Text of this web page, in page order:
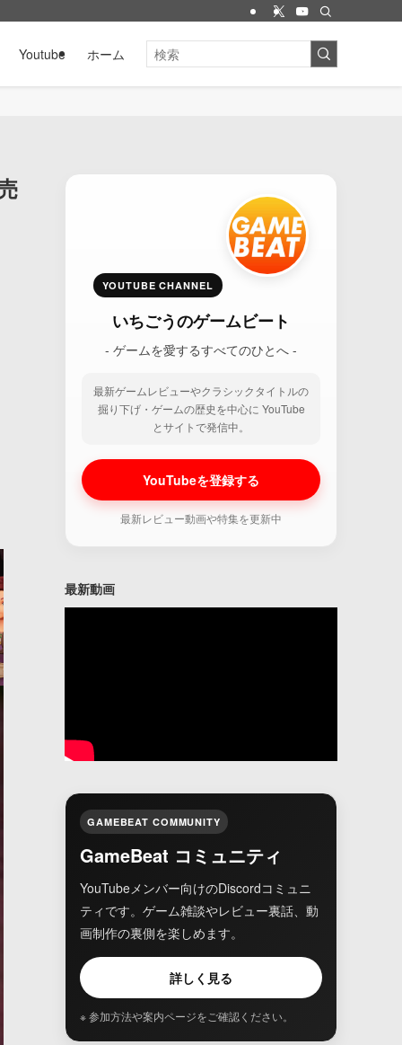
Youtube ホーム
YOUTUBE CHANNEL
いちごうのゲームビート
- ゲームを愛するすべてのひとへ -
最新ゲームレビューやクラシックタイトルの
掘り下げ・ゲームの歴史を中心に YouTube
とサイトで発信中。
YouTubeを登録する
最新レビュー動画や特集を更新中
最新動画
GAMEBEAT COMMUNITY
GameBeat コミュニティ
YouTubeメンバー向けのDiscordコミュニ
ティです。ゲーム雑談やレビュー裏話、動
画制作の裏側を楽しめます。
詳しく見る
※ 参加方法や案内ページをご確認ください。